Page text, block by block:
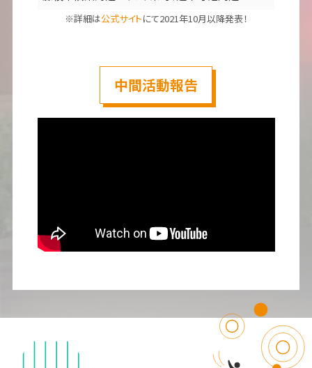
※詳細は公式サイトにて2021年10月以降発表！
中間活動報告